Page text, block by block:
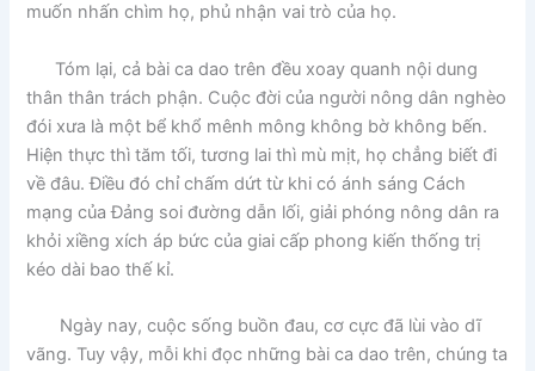
muốn nhấn chìm họ, phủ nhận vai trò của họ.
Tóm lại, cả bài ca dao trên đều xoay quanh nội dung
thân thân trách phận. Cuộc đời của người nông dân nghèo
đói xưa là một bể khổ mênh mông không bờ không bến.
Hiện thực thì tăm tối, tương lai thì mù mịt, họ chẳng biết đi
về đâu. Điều đó chỉ chấm dứt từ khi có ánh sáng Cách
mạng của Đảng soi đường dẫn lối, giải phóng nông dân ra
khỏi xiềng xích áp bức của giai cấp phong kiến thống trị
kéo dài bao thế kỉ.
Ngày nay, cuộc sống buồn đau, cơ cực đã lùi vào dĩ
vãng. Tuy vậy, mỗi khi đọc những bài ca dao trên, chúng ta